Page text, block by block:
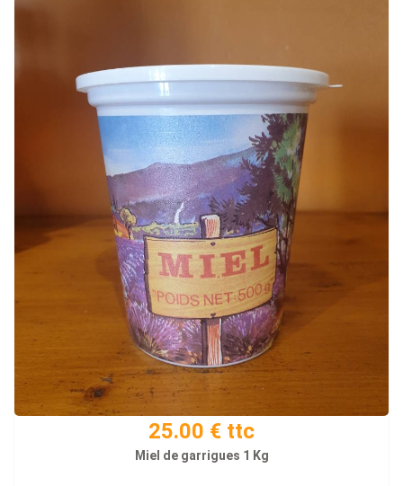
25.00 € ttc
Miel de garrigues 1 Kg